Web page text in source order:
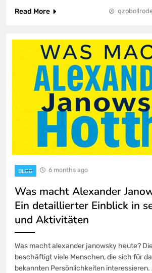
Read More
BLOG 6 months ago
Was macht Alexander
Ein detaillierter Einblick in
und Aktivitäten
Was macht alexander janowsky heute?
beschäftigt viele Menschen, die sich für
bekannten Persönlichkeiten interessieren.